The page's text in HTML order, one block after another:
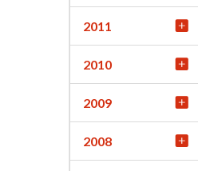
2011
2010
2009
2008